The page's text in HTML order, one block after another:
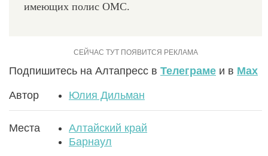
имеющих полис ОМС.
Подпишитесь на Алтапресс в Телеграме и в Max
Автор Юлия Дильман
Места
Алтайский край
Барнаул